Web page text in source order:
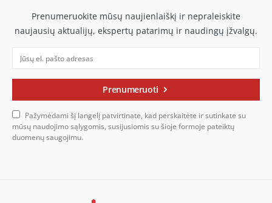
Prenumeruokite mūsų naujienlaiškį ir nepraleiskite
naujausių aktualijų, ekspertų patarimų ir naudingų įžvalgų.
Prenumeruoti
Pažymėdami šį langelį patvirtinate, kad perskaitėte ir sutinkate su
mūsų naudojimo sąlygomis, susijusiomis su šioje formoje pateiktų
duomenų saugojimu.